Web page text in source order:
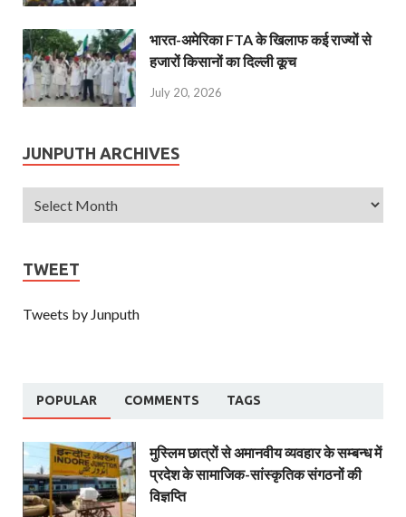
भारत-अमेरिका FTA के खिलाफ कई राज्यों से
हजारों किसानों का दिल्ली कूच
July 20, 2026
JUNPUTH ARCHIVES
TWEET
Tweets by Junputh
POPULAR COMMENTS TAGS
मुस्लिम छात्रों से अमानवीय व्यवहार के सम्बन्ध में
प्रदेश के सामाजिक-सांस्कृतिक संगठनों की
विज्ञप्ति